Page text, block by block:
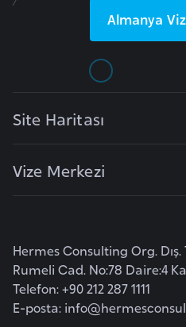
Almanya
Site Haritası
Vize Merkezi
Hermes Consulting Org. Dış.
Rumeli Cad. No:78 Daire:4
Telefon: +90 212 287 1111
E-posta:
a
a
Ç
a